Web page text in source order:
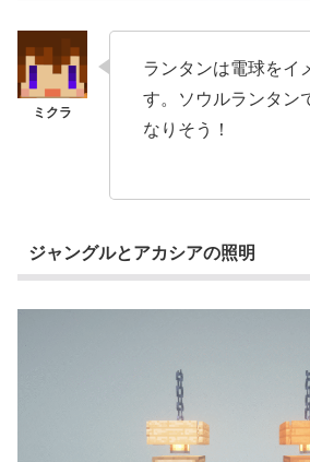
ランタンは電球をイ
す。ソウルランタン
なりそう！
ジャングルとアカシアの照明